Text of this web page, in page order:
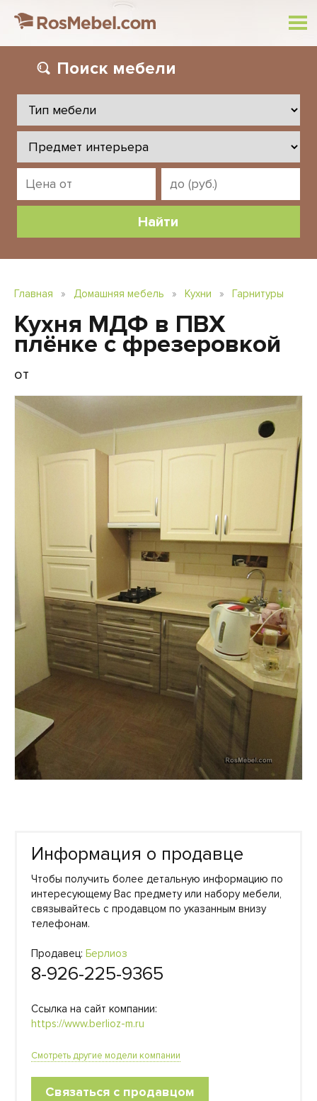
Поиск мебели
Главная » Домашняя мебель » Кухни » Гарнитуры
Кухня МДФ в ПВХ
плёнке с фрезеровкой
от
Информация о продавце
Чтобы получить более детальную информацию по
интересующему Вас предмету или набору мебели,
связывайтесь с продавцом по указанным внизу
телефонам.
Продавец: Берлиоз
8-926-225-9365
Ссылка на сайт компании:
https://www.berlioz-m.ru
Смотреть другие модели компании
Связаться с продавцом